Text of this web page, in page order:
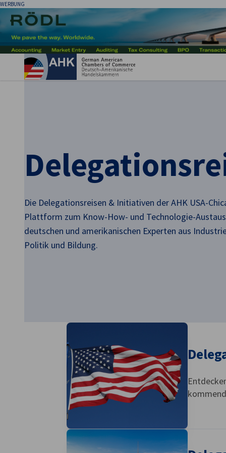
WERBUNG
Die Delegationsreisen & Initiativen der AHK USA-
Plattform zum Know-How- und Technologie-
deutschen und amerikanischen Experten aus
Politik und Bildung.